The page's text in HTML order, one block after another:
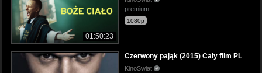
01:50:23
premium
1080p
Czerwony pająk (2015) Cały film PL
KinoSwiat